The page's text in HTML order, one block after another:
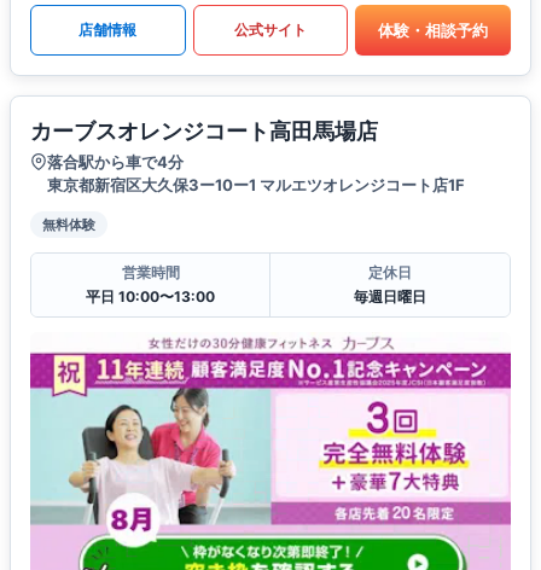
店舗情報 公式サイト 体験・相談予約
カーブスオレンジコート高田馬場店
落合駅から車で4分
東京都新宿区大久保3ー10ー1 マルエツオレンジコート店1F
無料体験
営業時間
平日 10:00〜13:00
定休日
毎週日曜日